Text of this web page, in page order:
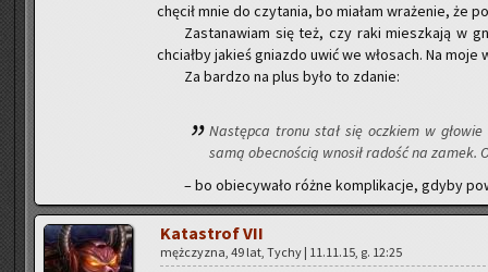
chę­cił mnie do czy­ta­nia, bo mia­łam wra­że­nie, że
Za­sta­na­wiam się też, czy raki miesz­ka­ją w
chciał­by ja­kieś gniaz­do uwić we wło­sach. Na
Za bar­dzo na plus było to zda­nie:
Na­stęp­ca tronu stał się oczkiem w
samą obec­no­ścią wno­sił ra­dość na zamek.
– bo obie­cy­wa­ło różne kom­pli­ka­cje, gdyby
Ka­ta­strof VII
męż­czy­zna, 49 lat, Tychy | 11.11.15, g. 12:25